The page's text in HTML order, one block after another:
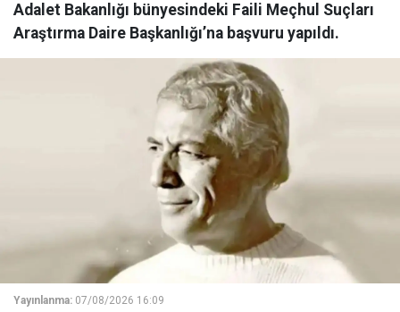
Adalet Bakanlığı bünyesindeki Faili Meçhul Suçları
Araştırma Daire Başkanlığı’na başvuru yapıldı.
Yayınlanma: 07/08/2026 16:09